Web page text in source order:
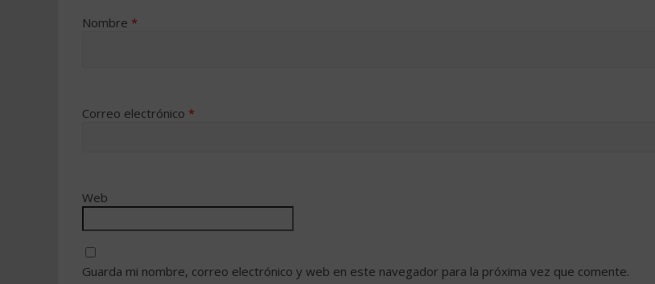
Nombre *
Correo electrónico *
Web
Guarda mi nombre, correo electrónico y web en este navegador para la próxima vez que comente.